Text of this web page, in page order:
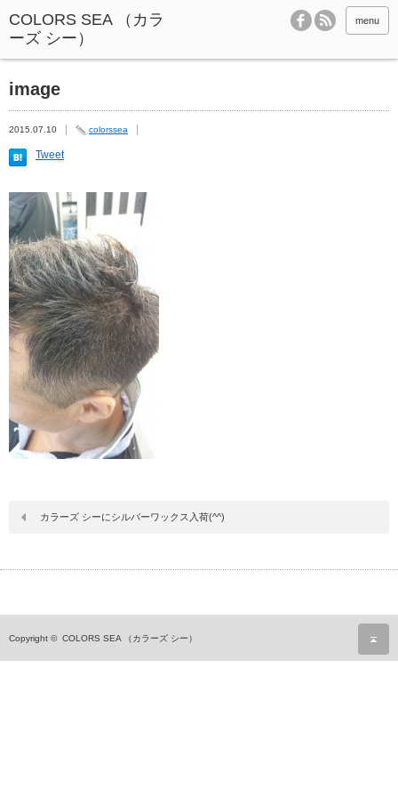
menu
image
2015.07.10 colorssea
Tweet
カラーズ シーにシルバーワックス入荷(^^)
Copyright © COLORS SEA （カラーズ シー）